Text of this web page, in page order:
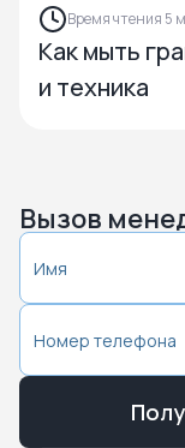
Время чтения 5
Как мыть
и техника
Вызов